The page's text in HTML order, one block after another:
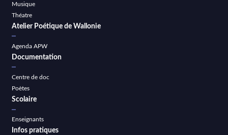
Musique
Théatre
Atelier Poétique de Wallonie
Agenda APW
Documentation
Centre de doc
Poètes
Scolaire
Enseignants
Infos pratiques